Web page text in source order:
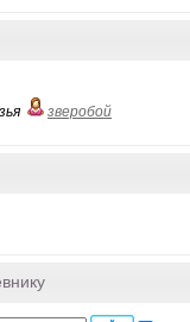
зверобой